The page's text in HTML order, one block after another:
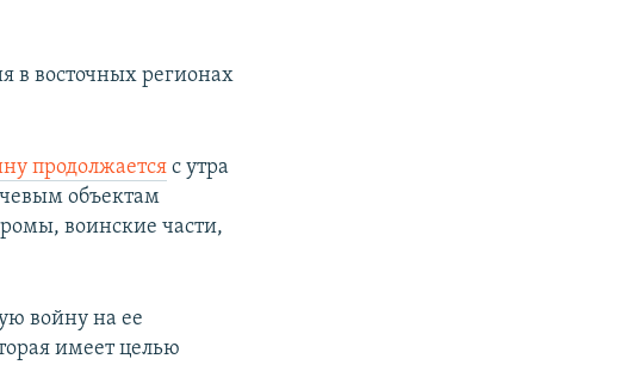
в восточных регионах
продолжается с утра
объектам
воинские части,
войну на ее
имеет целью